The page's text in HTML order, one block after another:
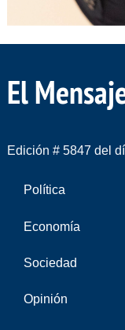
El
Edición # 5847 del
Política
Economía
Sociedad
Opinión